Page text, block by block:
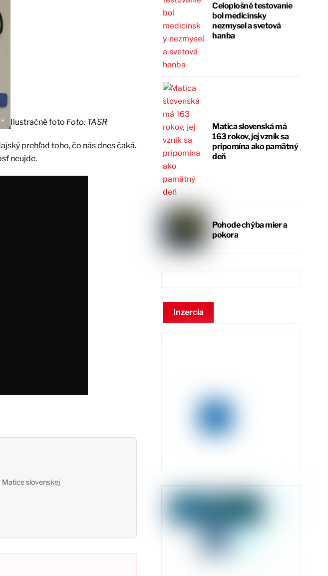
Ilustračné foto Foto: TASR
prehľad toho, čo nás dnes čaká.
neujde.
Matice slovenskej
Celoplošné testovanie
bol medicínsky
nezmysel a svetová
hanba
Matica slovenská má
163 rokov, jej vznik sa
pripomína ako pamätný
deň
Pohode chýba mier a
pokora
Inzercia